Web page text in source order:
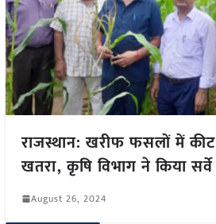
राजस्थान: खरीफ फसलों में
खतरा, कृषि विभाग ने किया सर्वे
August 26, 2024